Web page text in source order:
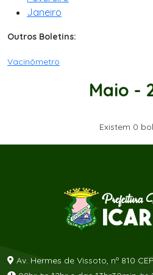
Janeiro
Outros Boletins:
Vacinômetro
Maio -
Existem 0
Av. Hermes de Vissoto, nº 810